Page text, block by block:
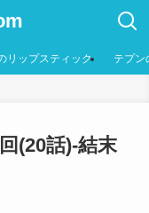
リップスティック テプン
(20話)-結末